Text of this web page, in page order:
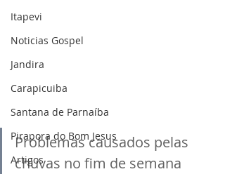
Itapevi
Noticias Gospel
Jandira
Carapicuiba
Santana de Parnaíba
Pirapora do Bom Jesus
Artigos
Problemas causados pelas
chuvas no fim de semana